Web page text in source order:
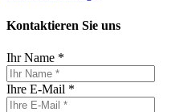
Kontaktieren Sie uns
Ihr Name *
Ihre E-Mail *